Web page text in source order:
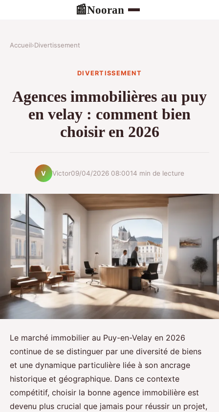
📰Nooran
Accueil›Divertissement
DIVERTISSEMENT
Agences immobilières au puy
en velay : comment bien
choisir en 2026
V Victor09/04/2026 08:0014 min de lecture
Le marché immobilier au Puy-en-Velay en 2026
continue de se distinguer par une diversité de biens
et une dynamique particulière liée à son ancrage
historique et géographique. Dans ce contexte
compétitif, choisir la bonne agence immobilière est
devenu plus crucial que jamais pour réussir un projet,